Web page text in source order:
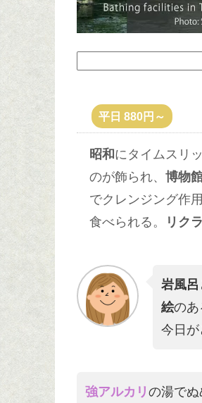
平日 880円～
昭和にタイムスリ
のが飾られ、 博物
でクレンジング作
食べられる。
リク
岩風呂
絵のあ
今日
強アルカリ の湯で